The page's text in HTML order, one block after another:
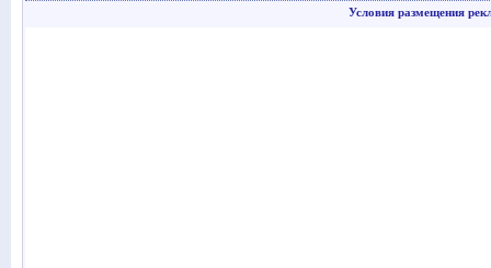
Условия размещения